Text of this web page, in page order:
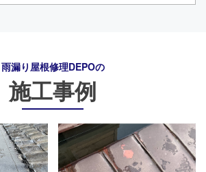
雨漏り屋根修理DEPOの
施工事例